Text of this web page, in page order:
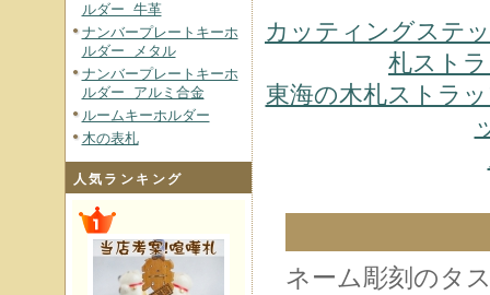
ルダー 牛革
ナンバープレートキーホ
ルダー メタル
ナンバープレートキーホ
ルダー アルミ合金
ルームキーホルダー
木の表札
人気ランキング
カッティングステ
札スト
東海の木札ストラ
ネーム彫刻のタ